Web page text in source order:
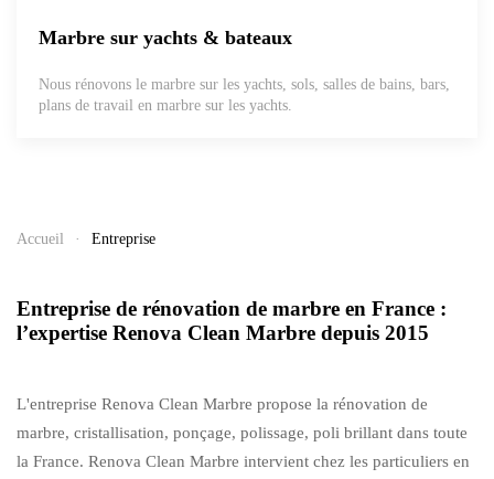
Marbre sur yachts & bateaux
Nous rénovons le marbre sur les yachts, sols, salles de bains, bars,
plans de travail en marbre sur les yachts.
Accueil Entreprise
Entreprise de rénovation de marbre en France :
l’expertise Renova Clean Marbre depuis 2015
L'entreprise Renova Clean Marbre propose la rénovation de
marbre, cristallisation, ponçage, polissage, poli brillant dans toute
la France. Renova Clean Marbre intervient chez les particuliers en